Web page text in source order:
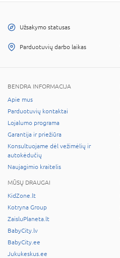
Užsakymo statusas
Parduotuvių darbo laikas
BENDRA INFORMACIJA
Apie mus
Parduotuvių kontaktai
Lojalumo programa
Garantija ir priežiūra
Konsultuojame dėl vežimėlių ir
autokėdučių
Naujagimio kraitelis
MŪSŲ DRAUGAI
KidZone.lt
Kotryna Group
ZaisluPlaneta.lt
BabyCity.lv
BabyCity.ee
Jukukeskus.ee